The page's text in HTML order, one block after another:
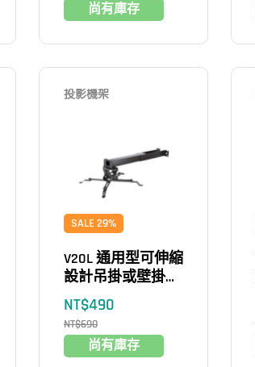
尚有庫存
投影機架
SALE 29%
V20L 通用型可伸縮
設計吊掛或壁掛投
影機架（黑色）
NT$690
NT$490
尚有庫存